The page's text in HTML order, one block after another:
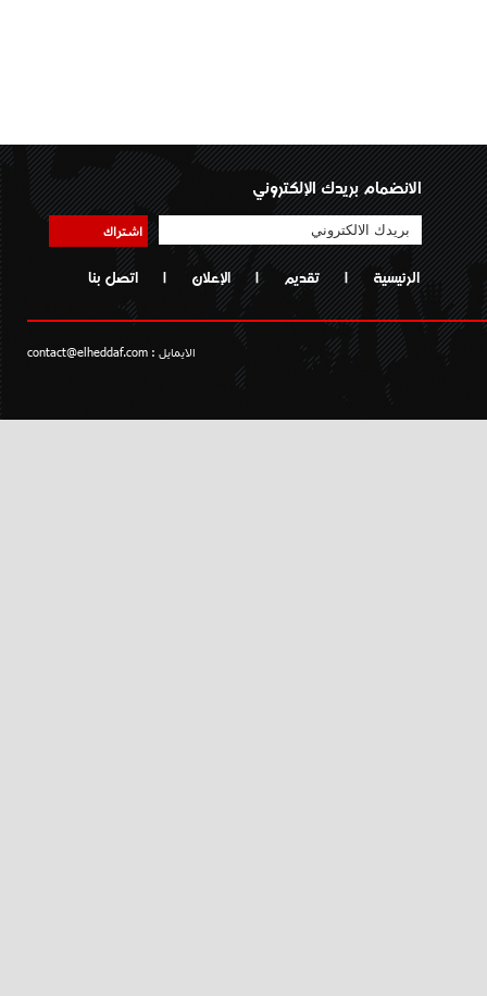
الانضمام بريدك الإلكتروني
اشتراك
الرئيسية | تقديم | الإعلان | اتصل بنا
الايمايل : contact@elheddaf.com